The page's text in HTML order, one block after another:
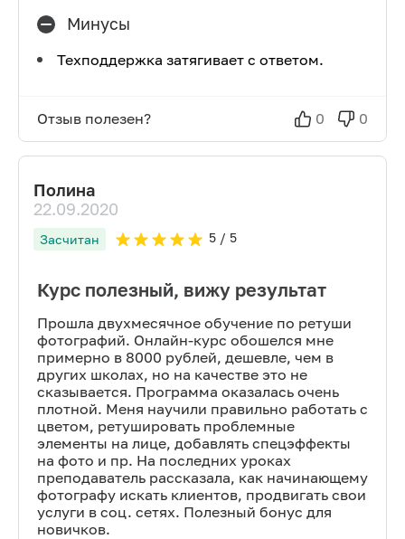
Минусы
Техподдержка затягивает с ответом.
Отзыв полезен? 0 0
Полина
22.09.2020
Засчитан 5/ 5
Курс полезный, вижу результат
Прошла двухмесячное обучение по ретуши
фотографий. Онлайн-курс обошелся мне
примерно в 8000 рублей, дешевле, чем в
других школах, но на качестве это не
сказывается. Программа оказалась очень
плотной. Меня научили правильно работать с
цветом, ретушировать проблемные
элементы на лице, добавлять спецэффекты
на фото и пр. На последних уроках
преподаватель рассказала, как начинающему
фотографу искать клиентов, продвигать свои
услуги в соц. сетях. Полезный бонус для
новичков.